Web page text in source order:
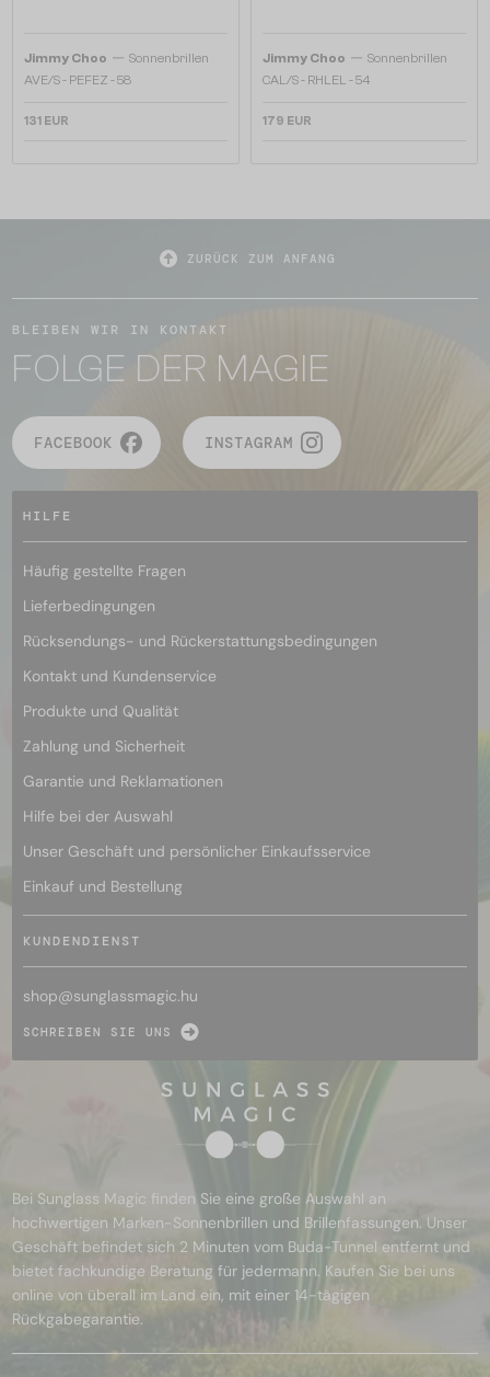
Jimmy Choo — Sonnenbrillen
AVE/S - PEFEZ - 58
131 EUR
Jimmy Choo — Sonnenbrillen
CAL/S - RHLEL - 54
179 EUR
ZURÜCK ZUM ANFANG
BLEIBEN WIR IN KONTAKT
FOLGE DER MAGIE
FACEBOOK INSTAGRAM
HILFE
Häufig gestellte Fragen
Lieferbedingungen
Rücksendungs- und Rückerstattungsbedingungen
Kontakt und Kundenservice
Produkte und Qualität
Zahlung und Sicherheit
Garantie und Reklamationen
Hilfe bei der Auswahl
Unser Geschäft und persönlicher Einkaufsservice
Einkauf und Bestellung
KUNDENDIENST
shop@sunglassmagic.hu
SCHREIBEN SIE UNS
Bei Sunglass Magic finden Sie eine große Auswahl an
hochwertigen Marken-Sonnenbrillen und Brillenfassungen. Unser
Geschäft befindet sich 2 Minuten vom Buda-Tunnel entfernt und
bietet fachkundige Beratung für jedermann. Kaufen Sie bei uns
online von überall im Land ein, mit einer 14-tägigen
Rückgabegarantie.